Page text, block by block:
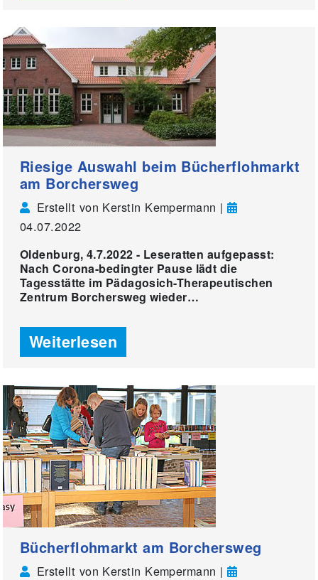
Riesige Auswahl beim Bücherflohmarkt
am Borchersweg
Erstellt von Kerstin Kempermann |
04.07.2022
Oldenburg, 4.7.2022 - Leseratten aufgepasst:
Nach Corona-bedingter Pause lädt die
Tagesstätte im Pädagosich-Therapeutischen
Zentrum Borchersweg wieder…
Weiterlesen
Bücherflohmarkt am Borchersweg
Erstellt von Kerstin Kempermann |